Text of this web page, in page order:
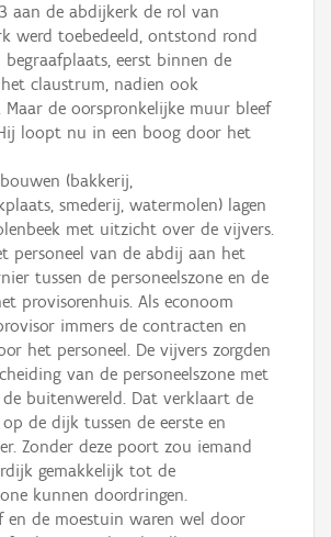
aan de abdijkerk de rol van
werd toebedeeld, ontstond rond
begraafplaats, eerst binnen de
claustrum, nadien ook
de oorspronkelijke muur bleef
loopt nu in een boog door het
(bakkerij,
smederij, watermolen) lagen
met uitzicht over de vijvers.
personeel van de abdij aan het
tussen de personeelszone en de
provisorenhuis. Als econoom
immers de contracten en
het personeel. De vijvers zorgden
van de personeelszone met
buitenwereld. Dat verklaart de
de dijk tussen de eerste en
Zonder deze poort zou iemand
gemakkelijk tot de
kunnen doordringen.
en de moestuin waren wel door